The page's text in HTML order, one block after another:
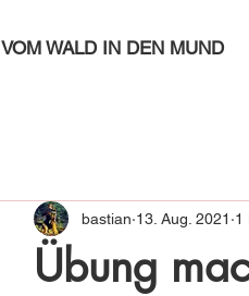
VOM WALD IN DEN MUND
Übung
bastian 13. Aug. 2021 1